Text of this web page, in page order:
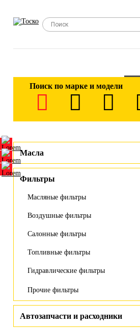
Поиск по марке и модели
Масла
Фильтры
Масляные фильтры
Воздушные фильтры
Салонные фильтры
Топливные фильтры
Гидравлические фильтры
Прочие фильтры
Автозапчасти и расходники